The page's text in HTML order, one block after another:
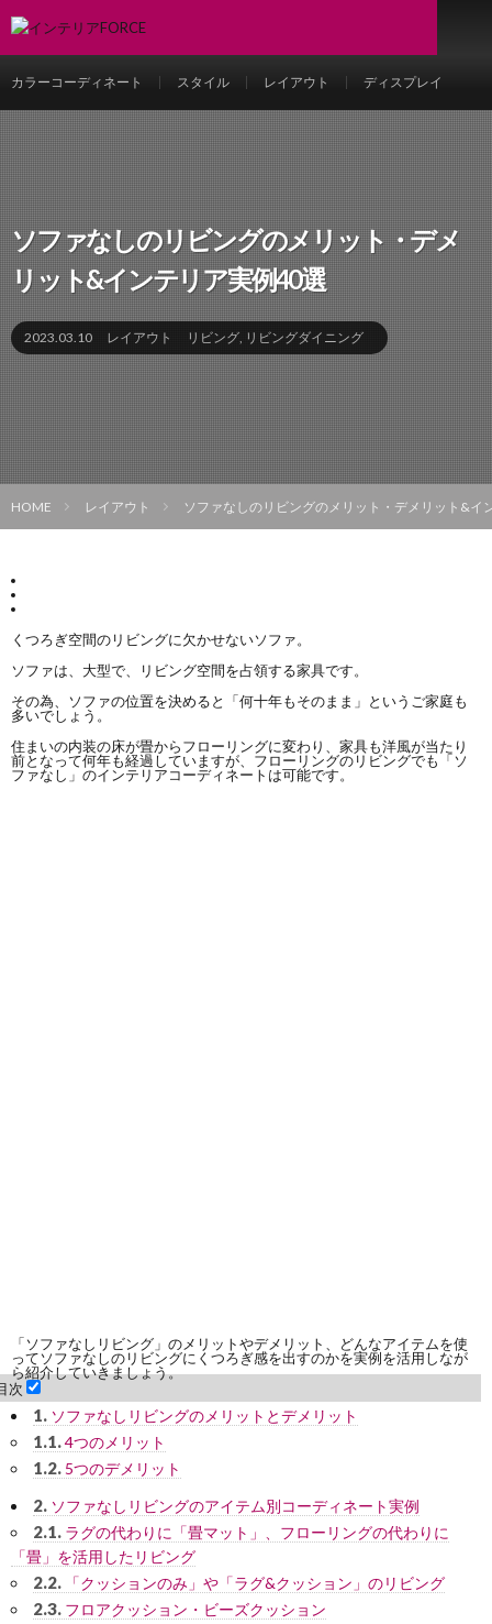
カラーコーディネート スタイル レイアウト ディスプレイ
ソファなしのリビングのメリット・デメ
リット&インテリア実例40選
2023.03.10 レイアウト リビング, リビングダイニング
HOME レイアウト ソファなしのリビングのメリット・デメリット&イ
くつろぎ空間のリビングに欠かせないソファ。
ソファは、大型で、リビング空間を占領する家具です。
その為、ソファの位置を決めると「何十年もそのまま」というご家庭も
多いでしょう。
住まいの内装の床が畳からフローリングに変わり、家具も洋風が当たり
前となって何年も経過していますが、フローリングのリビングでも「ソ
ファなし」のインテリアコーディネートは可能です。
「ソファなしリビング」のメリットやデメリット、どんなアイテムを使
ってソファなしのリビングにくつろぎ感を出すのかを実例を活用しなが
ら紹介していきましょう。
次
1. ソファなしリビングのメリットとデメリット
1.1.4つのメリット
1.2. 5つのデメリット
2. ソファなしリビングのアイテム別コーディネート実例
2.1. ラグの代わりに「畳マット」、フローリングの代わりに
「畳」を活用したリビング
2.2. 「クッションのみ」や「ラグ&クッション」のリビング
2.3. フロアクッション・ビーズクッション